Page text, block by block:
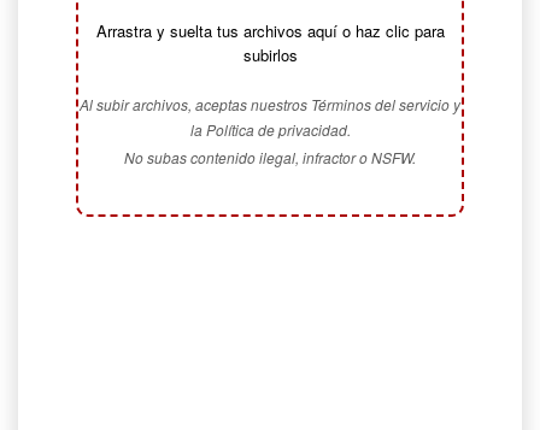
Arrastra y suelta tus archivos aquí o haz clic para
subirlos
Al subir archivos, aceptas nuestros Términos del servicio y
la Política de privacidad.
No subas contenido ilegal, infractor o NSFW.